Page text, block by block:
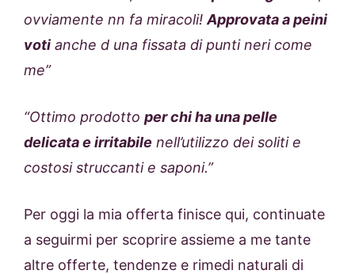
ovviamente nn fa miracoli! Approvata a peini
voti anche d una fissata di punti neri come
me”
“Ottimo prodotto per chi ha una pelle
delicata e irritabile nell’utilizzo dei soliti e
costosi struccanti e saponi.”
Per oggi la mia offerta finisce qui, continuate
a seguirmi per scoprire assieme a me tante
altre offerte, tendenze e rimedi naturali di